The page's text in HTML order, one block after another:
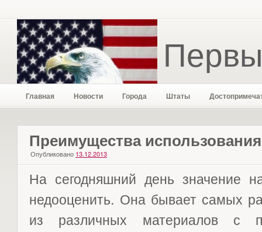
Главная Новости Города Штаты
Преимущества
Опубликовано 13.12.2013
На сегодняшний день значение
недооценить. Она бывает самых
из различных материалов с